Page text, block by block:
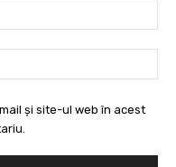
și site-ul web în acest